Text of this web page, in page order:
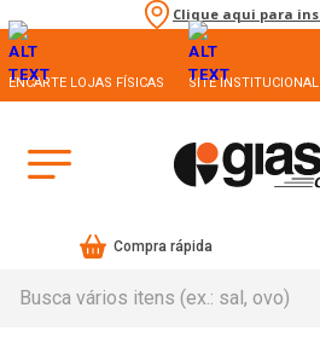
Clique aqui para
ENCARTE LOJAS FÍSICAS SITE INSTITUCIONAL
Compra rápida